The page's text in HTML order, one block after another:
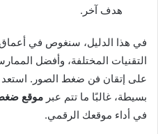
هدف آخر.
في هذا الدليل، سنغوص في
التقنيات المختلفة، وأفضل
على إتقان فن ضغط الصور.
بسيطة، غالبًا ما تتم عبر موقع
في أداء موقعك الرقمي.